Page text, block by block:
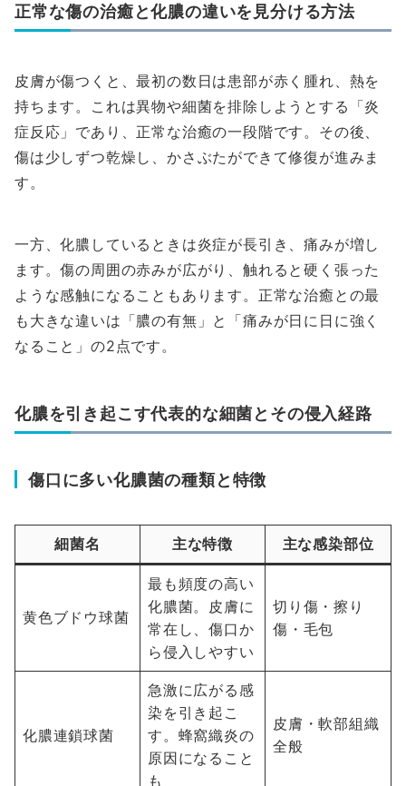
正常な傷の治癒と化膿の違いを見分ける方法
皮膚が傷つくと、最初の数日は患部が赤く腫れ、熱を
持ちます。これは異物や細菌を排除しようとする「炎
症反応」であり、正常な治癒の一段階です。その後、
傷は少しずつ乾燥し、かさぶたができて修復が進みま
す。
一方、化膿しているときは炎症が長引き、痛みが増し
ます。傷の周囲の赤みが広がり、触れると硬く張った
ような感触になることもあります。正常な治癒との最
も大きな違いは「膿の有無」と「痛みが日に日に強く
なること」の2点です。
化膿を引き起こす代表的な細菌とその侵入経路
傷口に多い化膿菌の種類と特徴
細菌名 主な特徴 主な感染部位
黄色ブドウ球菌
最も頻度の高い
化膿菌。皮膚に
常在し、傷口か
ら侵入しやすい
切り傷・擦り
傷・毛包
化膿連鎖球菌
急激に広がる感
染を引き起こ
す。蜂窩織炎の
原因になること
も
皮膚・軟部組織
全般